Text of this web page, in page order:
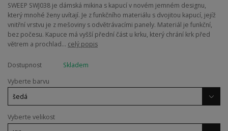
SWEEP SWJ038 je dámská mikina s kapucí v novém jemném designu,
který mnohé ženy uvítají. Je z funkčního materiálu s dvojitou kapucí, jejíž
vnitřní vrstvu je z mešoviny s odvětrávacími panely. Materiál je funkční,
bez počesu. Kapuce má vyšší přední část u krku, který chrání krk před
větrem a prochlad... celý popis
Dostupnost
Skladem
Vyberte barvu
Vyberte velikost